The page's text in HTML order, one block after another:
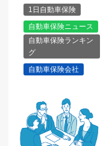
1日自動車保険
自動車保険ニュース
自動車保険ランキン
グ
自動車保険会社